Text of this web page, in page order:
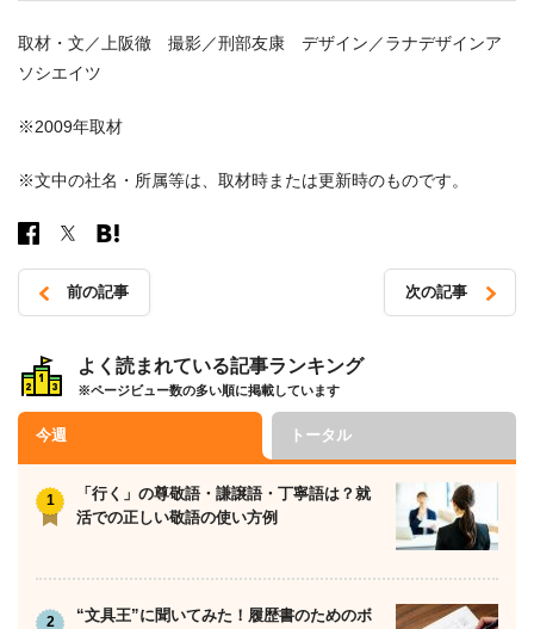
取材・文／上阪徹 撮影／刑部友康 デザイン／ラナデザインア
ソシエイツ
※2009年取材
※文中の社名・所属等は、取材時または更新時のものです。
稿
ナ
ビ
ゲ
ー
シ
前の記事 次の記事
よく読まれている記事ランキング
※ページビュー数の多い順に掲載しています
今週 トータル
「行く」の尊敬語・謙譲語・丁寧語は？就
活での正しい敬語の使い方例
“文具王”に聞いてみた！履歴書のためのボ